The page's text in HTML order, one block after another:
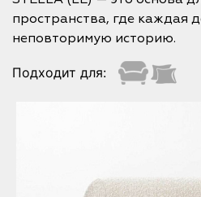
пространства, где каждая
неповторимую историю.
Подходит для: